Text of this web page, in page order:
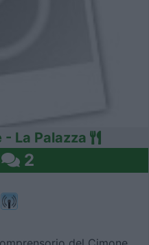
La Palazza
2